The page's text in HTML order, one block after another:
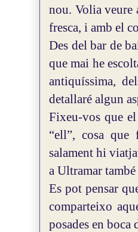
nou. Volia veure
fresca, i amb el
Des del bar de
que mai he
antiquíssima,
detallaré algun
Fixeu-vos que
“ell”, cosa que
salament hi
a Ultramar
Es pot pensar
comparteixo
posades en boca